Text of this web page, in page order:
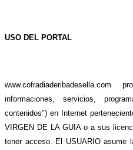
USO DEL PORTAL
www.cofradiaderibadesella.com
informaciones, servicios,
contenidos") en Internet
VIRGEN DE LA GUIA o a sus
tener acceso. El USUARIO asume